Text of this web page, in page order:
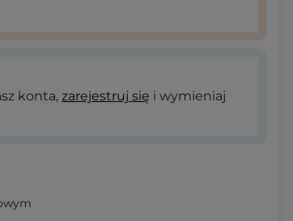
konta, zarejestruj się i wymieniaj